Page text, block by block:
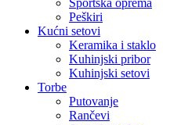
Sportska oprema
Peškiri
Kućni setovi
Keramika i staklo
Kuhinjski pribor
Kuhinjski setovi
Torbe
Putovanje
Rančevi